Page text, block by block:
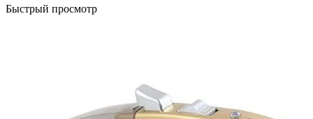
Быстрый просмотр